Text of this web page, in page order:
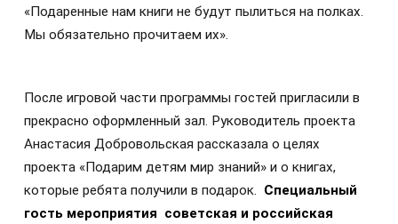
«Подаренные нам книги не будут пылиться на полках.
Мы обязательно прочитаем их».
После игровой части программы гостей пригласили в
прекрасно оформленный зал. Руководитель проекта
Анастасия Добровольская рассказала о целях
проекта «Подарим детям мир знаний» и о книгах,
которые ребята получили в подарок. Специальный
гость мероприятия советская и российская